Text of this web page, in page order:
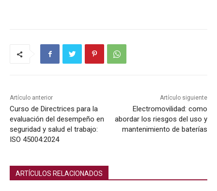
Artículo anterior
Curso de Directrices para la
evaluación del desempeño en
seguridad y salud el trabajo:
ISO 45004:2024
Artículo siguiente
Electromovilidad: como
abordar los riesgos del uso y
mantenimiento de baterías
ARTÍCULOS RELACIONADOS